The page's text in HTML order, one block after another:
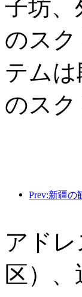
子坊、
のス
テム
のス
アド
区）